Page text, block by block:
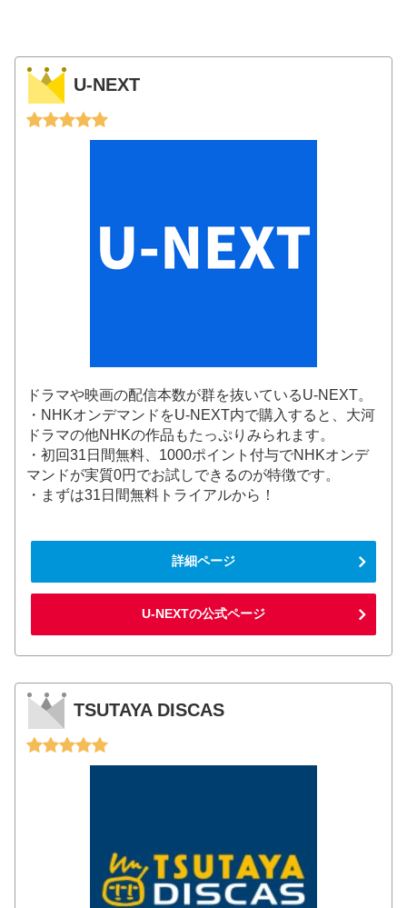
U-NEXT
ドラマや映画の配信本数が群を抜いているU-NEXT。
・NHKオンデマンドをU-NEXT内で購入すると、大河
ドラマの他NHKの作品もたっぷりみられます。
・初回31日間無料、1000ポイント付与でNHKオンデ
マンドが実質0円でお試しできるのが特徴です。
・まずは31日間無料トライアルから！
詳細ページ
U-NEXTの公式ページ
TSUTAYA DISCAS